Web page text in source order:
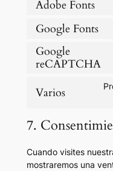
Adobe Fonts
Google Fonts
Google
reCAPTCHA
Varios
7.
Cuando visites
mostraremos una